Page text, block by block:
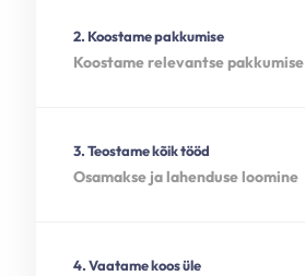
2. Koostame pakkumise
Koostame relevantse pakkumise
3. Teostame kõik tööd
Osamakse ja lahenduse loomine
4. Vaatame koos üle